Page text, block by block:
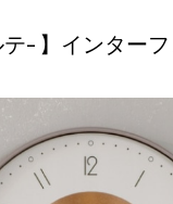
- 】インター